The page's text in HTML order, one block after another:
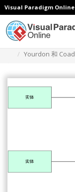
Visual Paradigm Online
Yourdon 和